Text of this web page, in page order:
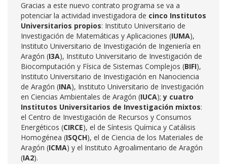
Gracias a este nuevo contrato programa se va a
potenciar la actividad investigadora de cinco Institutos
Universitarios propios: Instituto Universitario de
Investigación de Matemáticas y Aplicaciones (IUMA),
Instituto Universitario de Investigación de Ingeniería en
Aragón (I3A), Instituto Universitario de Investigación de
Biocomputación y Física de Sistemas Complejos (BIFI),
Instituto Universitario de Investigación en Nanociencia
de Aragón (INA), Instituto Universitario de Investigación
en Ciencias Ambientales de Aragón (IUCA);y cuatro
Institutos Universitarios de Investigación mixtos:
el Centro de Investigación de Recursos y Consumos
Energéticos (CIRCE), el de Síntesis Química y Catálisis
Homogénea (ISQCH), el de Ciencia de los Materiales de
Aragón (ICMA) y el Instituto Agroalimentario de Aragón
(IA2).